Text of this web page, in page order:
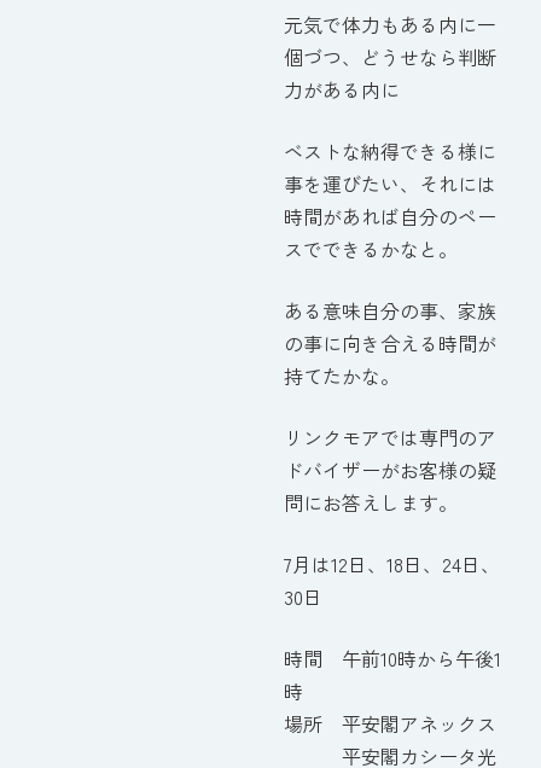
元気で体力もある内に一
個づつ、どうせなら判断
力がある内に
ベストな納得できる様に
事を運びたい、それには
時間があれば自分のペー
スでできるかなと。
ある意味自分の事、家族
の事に向き合える時間が
持てたかな。
リンクモアでは専門のア
ドバイザーがお客様の疑
問にお答えします。
7月は12日、18日、24日、
30日
時間 午前10時から午後1
時
場所 平安閣アネックス
平安閣カシータ光